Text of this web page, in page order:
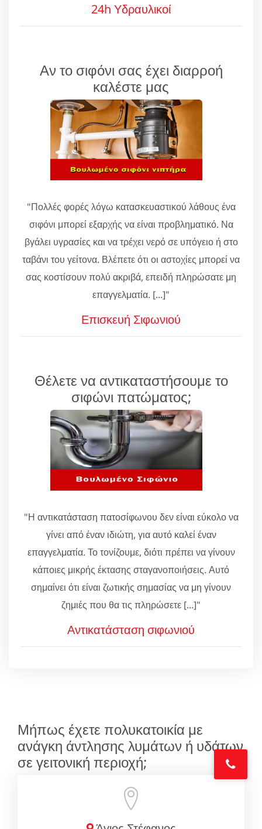
24h Υδραυλικοί
Αν το σιφόνι σας έχει διαρροή
καλέστε μας
"Πολλές φορές λόγω κατασκευαστικού λάθους ένα
σιφόνι μπορεί εξαρχής να είναι προβληματικό. Να
βγάλει υγρασίες και να τρέχει νερό σε υπόγειο ή στο
ταβάνι του γείτονα. Βλέπετε ότι οι αστοχίες μπορεί να
σας κοστίσουν πολύ ακριβά, επειδή πληρώσατε μη
επαγγελματία. [...]"
Επισκευή Σιφωνιού
Θέλετε να αντικαταστήσουμε το
σιφώνι πατώματος;
"Η αντικατάσταση πατοσίφωνου δεν είναι εύκολο να
γίνει από έναν ιδιώτη, για αυτό καλεί έναν
επαγγελματία. Το τονίζουμε, διότι πρέπει να γίνουν
κάποιες μικρής έκτασης σταγανοποιήσεις. Αυτό
σημαίνει ότι είναι ζωτικής σημασίας να μη γίνουν
ζημιές που θα τις πληρώσετε [...]"
Αντικατάσταση σιφωνιού
Μήπως έχετε πολυκατοικία με
ανάγκη άντλησης λυμάτων ή υδάτων
σε γειτονική περιοχή;